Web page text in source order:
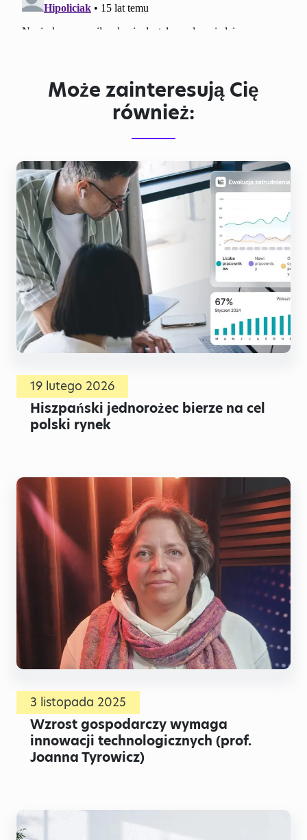
Może zainteresują Cię
również:
19 lutego 2026
Hiszpański jednorożec bierze na cel
polski rynek
3 listopada 2025
Wzrost gospodarczy wymaga
innowacji technologicznych (prof.
Joanna Tyrowicz)